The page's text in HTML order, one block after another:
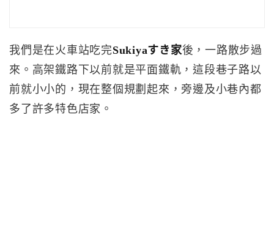
我們是在火車站吃完Sukiyaすき家後，一路散步過
來。高架鐵路下以前就是平面鐵軌，這段巷子路以
前就小小的，現在整個規劃起來，旁邊及小巷內都
多了許多特色店家。